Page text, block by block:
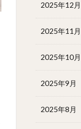
2025年12月
2025年11月
2025年10月
2025年9月
2025年8月